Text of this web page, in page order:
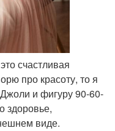
счастливая
про красоту, то я
и фигуру 90-60-
здоровье,
виде.